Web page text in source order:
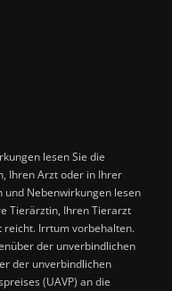
lesen Sie die
Ihren Arzt oder in Ihrer
und Nebenwirkungen lesen
Tierärztin, Ihren Tierarzt
reicht. Irrtum vorbehalten.
der unverbindlichen
der unverbindlichen
(UAVP) an die